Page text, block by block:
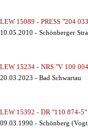
LEW 15089 - PRESS "204
10.05.2010 - Schönberger
LEW 15234 - NRS "V 100
20.03.2023 - Bad Schwartau
LEW 15392 - DR "110 874-5"
09.03.1990 - Schönberg